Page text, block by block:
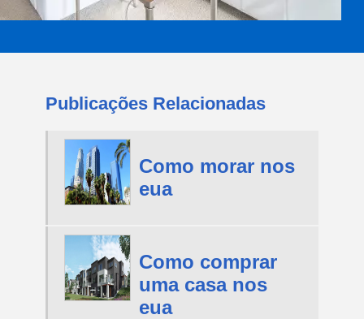
Publicações Relacionadas
Como morar nos
eua
Como comprar
uma casa nos
eua